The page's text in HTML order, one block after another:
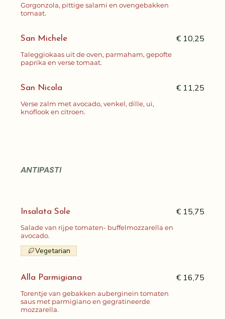
Gorgonzola, pittige salami en ovengebakken
tomaat.
San Michele
Taleggiokaas uit de oven, parmaham, gepofte
paprika en verse tomaat.
€ 10,25
San Nicola
Verse zalm met avocado, venkel, dille, ui,
knoflook en citroen.
€ 11,25
ANTIPASTI
Insalata Sole
Salade van rijpe tomaten- buffelmozzarella en
avocado.
€ 15,75
Vegetarian
Alla Parmigiana
Torentje van gebakken auberginein tomaten
saus met parmigiano en gegratineerde
mozzarella.
€ 16,75